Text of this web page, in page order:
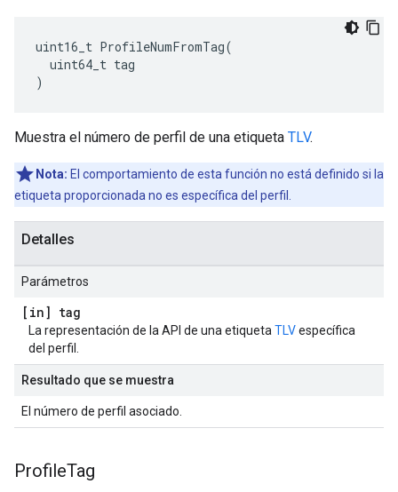
uint16_t ProfileNumFromTag(
  uint64_t tag
)
Muestra el número de perfil de una etiqueta TLV.
Nota: El comportamiento de esta función no está definido si la
etiqueta proporcionada no es específica del perfil.
Detalles
Parámetros
[in] tag
La representación de la API de una etiqueta TLVespecífica
del perfil.
Resultado que se muestra
El número de perfil asociado.
ProfileTag